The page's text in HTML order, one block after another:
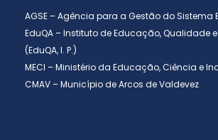
AGSE – Agência para a Gestão do Sistema
EduQA – Instituto de Educação, Qualidade
(EduQA, I. P.)
MECI – Ministério da Educação, Ciência e
CMAV – Município de Arcos de Valdevez